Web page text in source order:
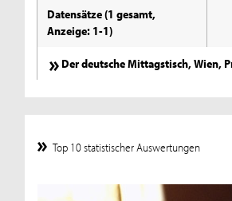
Datensätze (1 gesamt,
Anzeige: 1-1)
Der deutsche Mittagstisch, Wien,
Top 10 statistischer Auswertungen